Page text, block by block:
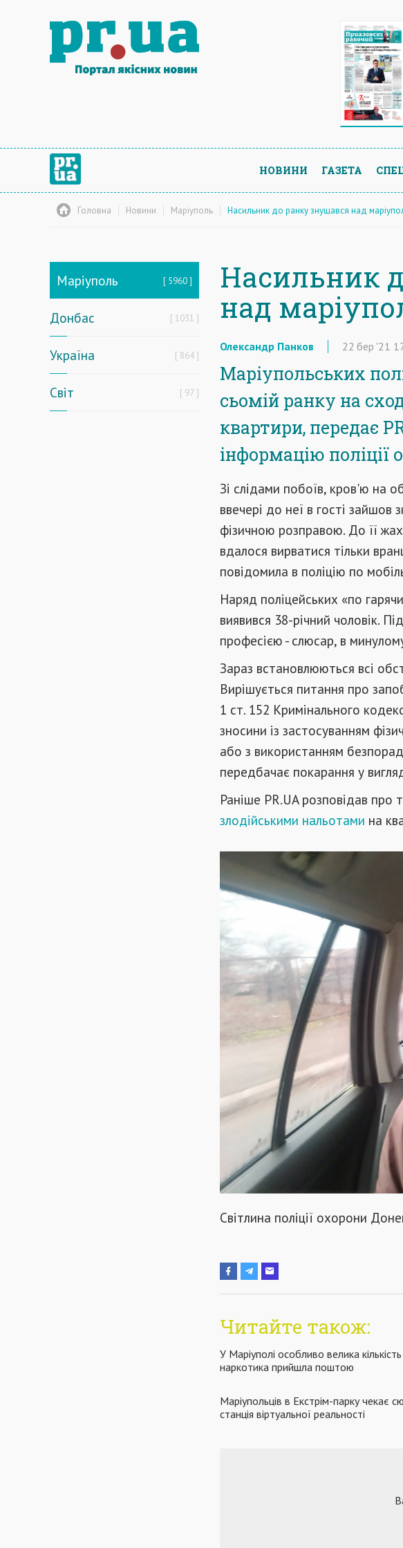
НОВИНИ ГАЗЕТА
Головна Новини Маріуполь Насильник до ранку знущався над
Маріуполь 5960
Донбас 1031
Україна 864
Світ 97
Насильник
над
Олександр Панков 22 бер '21
Маріупольських
сьомій ранку на
квартири, передає
інформацію поліції
Зі слідами побоїв, кров'ю на
ввечері до неї в гості зайшов
фізичною розправою. До її
вдалося вирватися тільки
повідомила в поліцію по
Наряд поліцейських «по
виявився 38-річний чоловік.
професією - слюсар, в
Зараз встановлюються всі
Вирішується питання про
1 ст. 152 Кримінального
зносини із застосуванням
або з використанням
передбачає покарання у
Раніше PR.UA розповідав про
злодійськими нальотами на
Світлина поліції охорони
Читайте також:
У Маріуполі особливо велика кількість
наркотика прийшла поштою
Маріупольців в Екстрім-парку чекає
станція віртуальної реальності